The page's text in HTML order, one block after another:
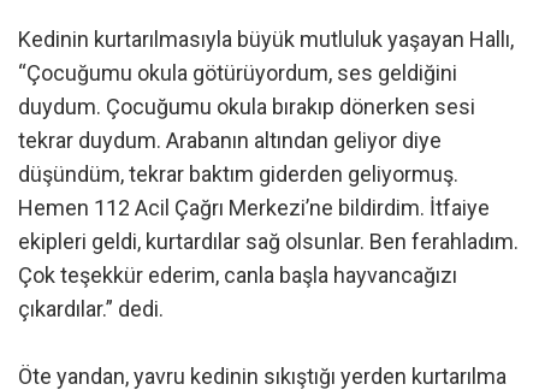
Kedinin kurtarılmasıyla büyük mutluluk yaşayan Hallı,
“Çocuğumu okula götürüyordum, ses geldiğini
duydum. Çocuğumu okula bırakıp dönerken sesi
tekrar duydum. Arabanın altından geliyor diye
düşündüm, tekrar baktım giderden geliyormuş.
Hemen 112 Acil Çağrı Merkezi’ne bildirdim. İtfaiye
ekipleri geldi, kurtardılar sağ olsunlar. Ben ferahladım.
Çok teşekkür ederim, canla başla hayvancağızı
çıkardılar.” dedi.
Öte yandan, yavru kedinin sıkıştığı yerden kurtarılma